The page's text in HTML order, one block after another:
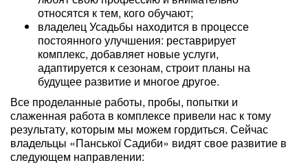
относятся к тем, кого обучают;
владелец Усадьбы находится в процессе
постоянного улучшения: реставрирует
комплекс, добавляет новые услуги,
адаптируется к сезонам, строит планы на
будущее развитие и многое другое.
Все проделанные работы, пробы, попытки и
слаженная работа в комплексе привели нас к тому
результату, которым мы можем гордиться. Сейчас
владельцы «Панської Садиби» видят свое развитие в
следующем направлении: